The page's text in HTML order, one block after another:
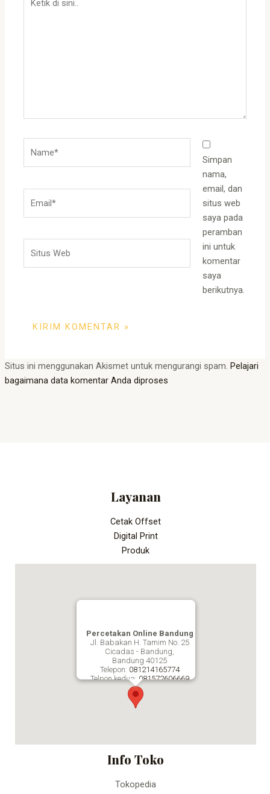
Web
Simpan
nama,
email, dan
situs web
saya pada
peramban
ini untuk
komentar
saya
berikutnya.
Situs ini menggunakan Akismet untuk mengurangi spam. Pelajari
bagaimana data komentar Anda diproses
Layanan
Cetak Offset
Digital Print
Produk
Percetakan Online Bandung
Jl. Babakan H. Tamim No. 25
Cicadas - Bandung,
Bandung 40125
Telepon: 081214165774
Telpon kedua: 081572606669
Percetakan Online Bandung
Info Toko
Tokopedia